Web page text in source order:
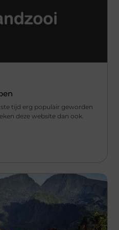
tijd erg populair geworden
deze website dan ook.